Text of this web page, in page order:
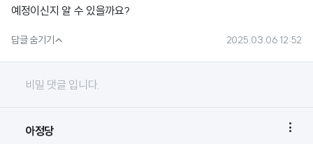
예정이신지 알 수 있을까요?
답글 숨기기 2025.03.06 12:52
비밀 댓글 입니다.
아정당 